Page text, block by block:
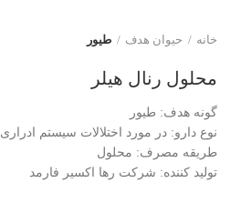
خانه حیوان هدف طیور
محلول رنال هیلر
گونه هدف: طیور
نوع دارو: در مورد اختلالات سیستم
طریقه مصرف: محلول
تولید کننده: شرکت رها اکسیر فارمد